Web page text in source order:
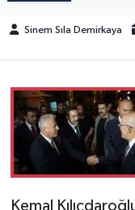
Sinem Sıla Demirkaya
Kemal